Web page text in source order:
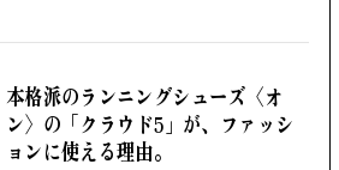
本格派のランニングシューズ 〈オ
ン〉の「クラウド5」が、 ファッシ
ョンに使える理由。